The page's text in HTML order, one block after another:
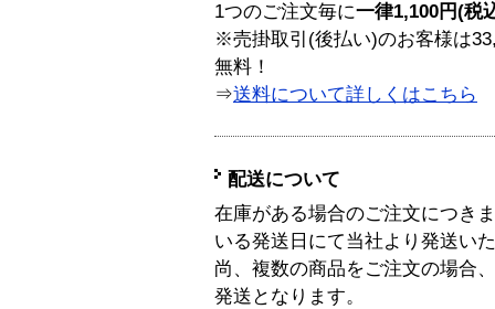
1つのご注文毎に一律1,100円(税
※売掛取引(後払い)のお客様は
無料！
⇒送料について詳しくはこちら
配送について
在庫がある場合のご注文につき
いる発送日にて当社より発送い
尚、複数の商品をご注文の場合
発送となります。